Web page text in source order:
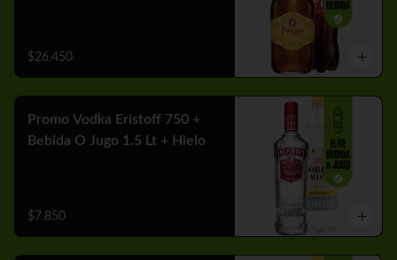
$26.450
Promo Vodka Eristoff 750 +
Bebida O Jugo 1.5 Lt + Hielo
$7.850